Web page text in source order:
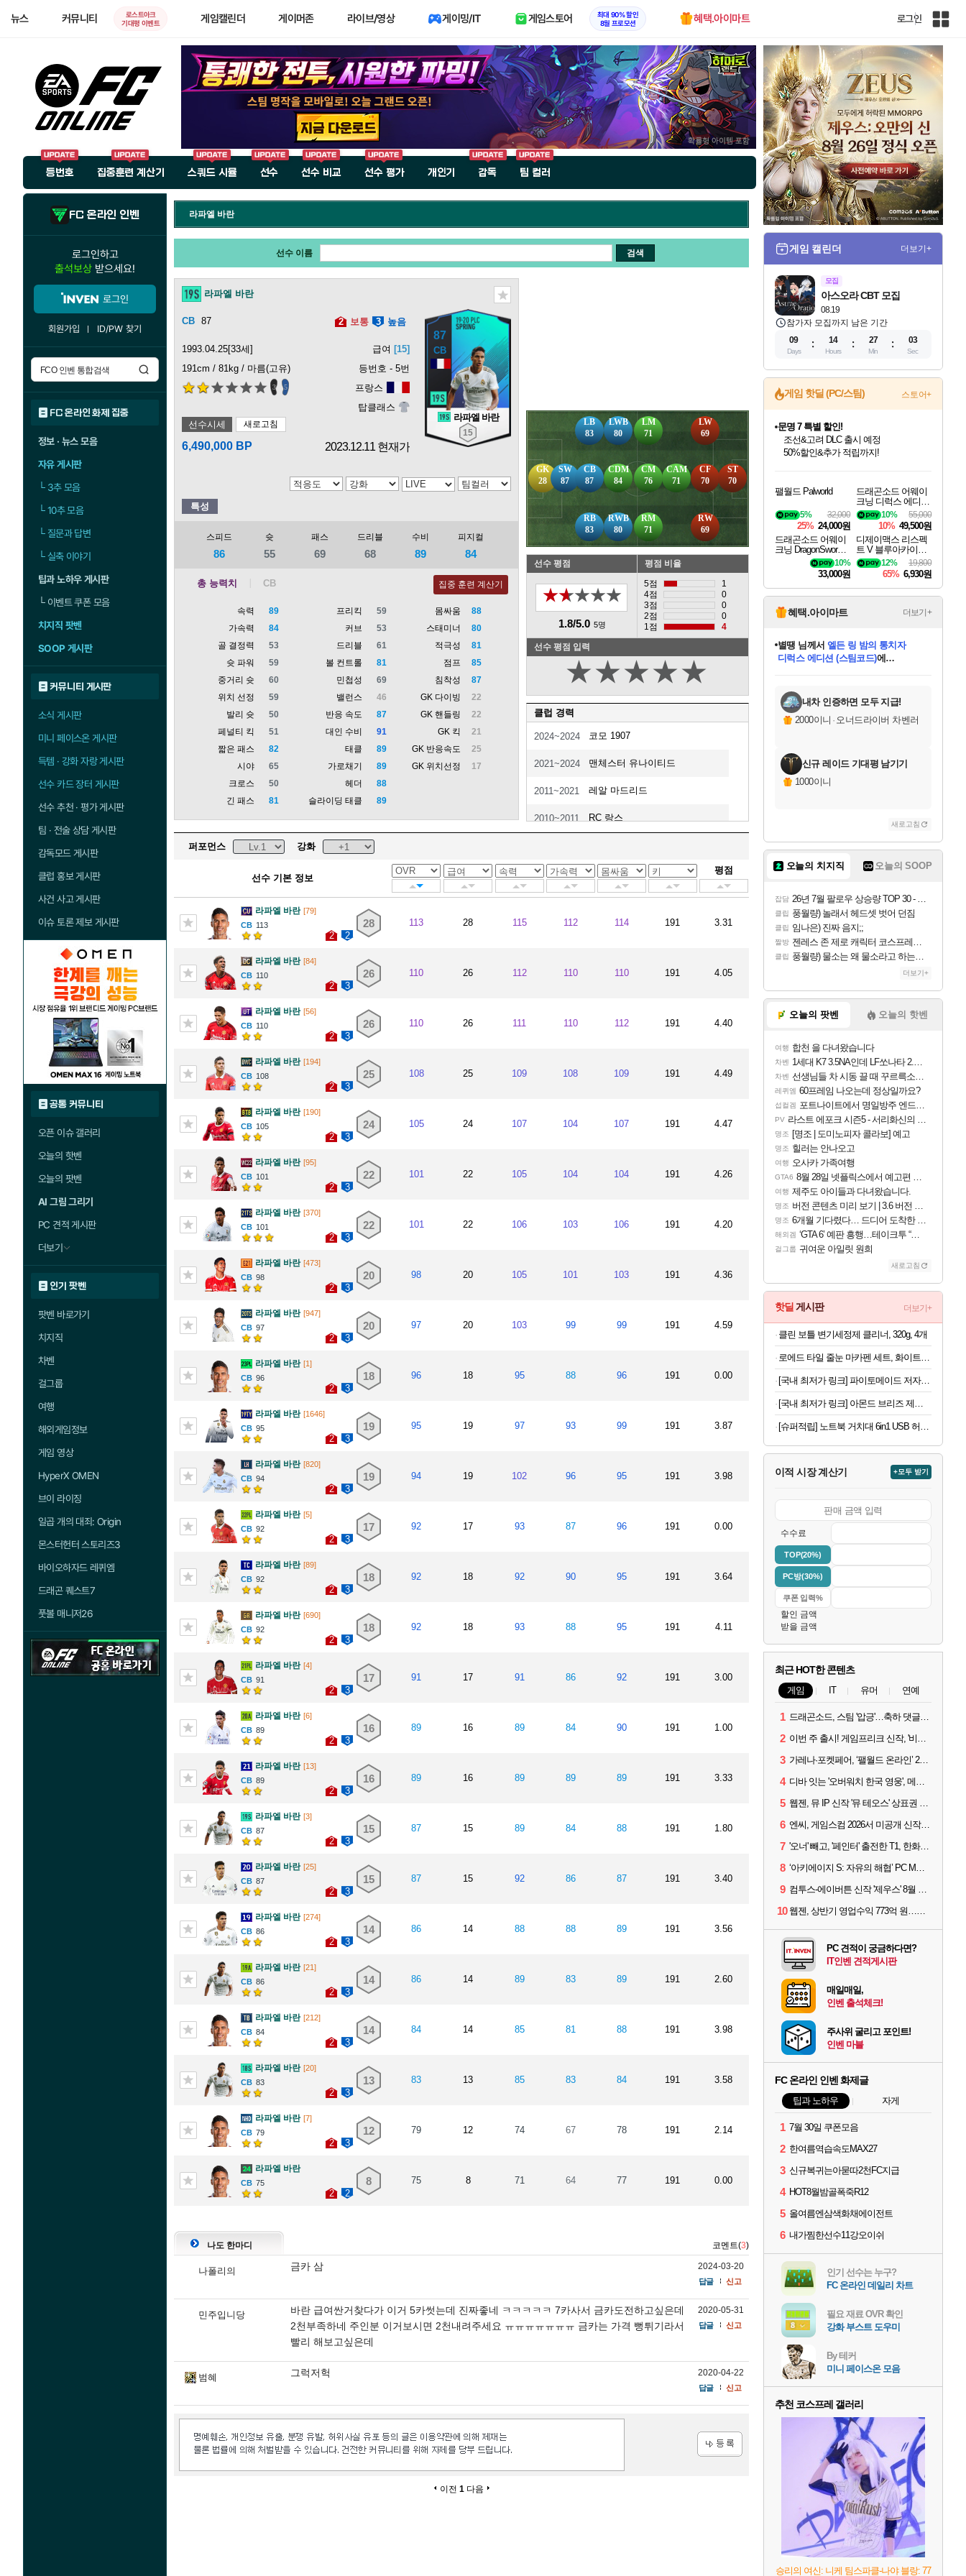
뉴스 커뮤니티
로스트아크
기대평 이벤트
게임캘린더 게이머존 라이브/영상 게이밍/IT 게임스토어
최대 90% 할인
8월 프로모션
혜택.아이마트 로그인
인
체
사
등번호 집중훈련 계산기 스쿼드 시뮬 선수 선수 비교 선수 평가 개인기 감독 팀 컬러
FC 온라인 인벤
로그인하고
출석보상 받으세요!
로그인
회원가입 ID/PW 찾기
FC 온라인 화제 집중
정보 · 뉴스 모음
자유 게시판
└3추 모음
└10추 모음
└질문과 답변
└실축 이야기
팁과 노하우 게시판
└이벤트 쿠폰 모음
치지직 팟벤
SOOP 게시판
커뮤니티 게시판
소식 게시판
미니 페이스온 게시판
득템 · 강화 자랑 게시판
선수 카드 장터 게시판
선수 추천 · 평가 게시판
팀 · 전술 상담 게시판
감독모드 게시판
클럽 홍보 게시판
사건 사고 게시판
이슈 토론 제보 게시판
공통 커뮤니티
오픈 이슈 갤러리
오늘의 핫벤
오늘의 팟벤
AI 그림 그리기
PC 견적 게시판
더보기
인기 팟벤
팟벤 바로가기
치지직
차벤
걸그룹
여행
해외게임정보
게임 영상
HyperX OMEN
브이 라이징
일곱 개의 대죄: Origin
몬스터헌터 스토리즈3
바이오하자드 레퀴엠
드래곤 퀘스트7
풋볼 매니저26
라파엘 바란
선수 이름 검색
라파엘 바란
87 2 보통 3 높음
1993.04.25[33세] 급여 [15]
191cm / 81kg / 마름(고유)
등번호 - 5번
3 5
프랑스
탑클래스
선수시세
새로고침
6,490,000 BP 2023.12.11 현재가
87
라파엘 바란
15
특성
스피드
86
슛
55
패스
69
드리블
68
수비
89
피지컬
84
총 능력치 집중 훈련 계산기
속력
89
가속력
84
골 결정력
53
슛 파워
59
중거리 슛
60
위치 선정
59
발리 슛
50
페널티 킥
51
짧은 패스
82
시야
65
크로스
50
긴 패스
81
프리킥
59
커브
53
드리블
61
볼 컨트롤
81
민첩성
69
밸런스
46
반응 속도
87
대인 수비
91
태클
89
가로채기
89
헤더
88
슬라이딩 태클
89
몸싸움
88
스태미너
80
적극성
81
점프
85
침착성
87
GK 다이빙
22
GK 핸들링
22
GK 킥
21
GK 반응속도
25
GK 위치선정
17
GK
28
SW
87
RWB
80
RB
83
CB
87
LB
83
LWB
80
CDM
84
RM
71
CM
76
LM
71
CAM
71
LW
69
CF
70
RW
69
ST
70
선수 평점
★★★★★
1.8/5.0 5명
평점 비율
5점
1
4점
0
3점
0
2점
0
1점
4
선수 평점 입력
★★★★★
클럽 경력
2024~2024 코모 1907
2021~2024 맨체스터 유나이티드
2011~2021 레알 마드리드
2010~2011 RC 랑스
퍼포먼스 강화
선수 기본 정보
평점
라파엘 바란 [79]
113
2 2
28 113 28 115 112 114 191 3.31
라파엘 바란 [84]
110
2 3
26 110 26 112 110 110 191 4.05
라파엘 바란 [56]
110
2 3
26 110 26 111 110 112 191 4.40
라파엘 바란 [194]
108
2 3
25 108 25 109 108 109 191 4.49
라파엘 바란 [190]
105
2 3
24 105 24 107 104 107 191 4.47
라파엘 바란 [95]
101
2 3
22 101 22 105 104 104 191 4.26
라파엘 바란 [370]
101
2 3
22 101 22 106 103 106 191 4.20
라파엘 바란 [473]
98
2 3
20 98 20 105 101 103 191 4.36
라파엘 바란 [947]
97
2 3
20 97 20 103 99 99 191 4.59
라파엘 바란 [1]
96
2 3
18 96 18 95 88 96 191 0.00
라파엘 바란 [1646]
95
2 3
19 95 19 97 93 99 191 3.87
라파엘 바란 [820]
94
2 3
19 94 19 102 96 95 191 3.98
라파엘 바란 [5]
92
2 3
17 92 17 93 87 96 191 0.00
라파엘 바란 [89]
92
2 3
18 92 18 92 90 95 191 3.64
라파엘 바란 [690]
92
2 3
18 92 18 93 88 95 191 4.11
라파엘 바란 [4]
91
2 3
17 91 17 91 86 92 191 3.00
라파엘 바란 [6]
89
2 3
16 89 16 89 84 90 191 1.00
라파엘 바란 [13]
89
2 3
16 89 16 89 89 89 191 3.33
라파엘 바란 [3]
87
2 3
15 87 15 89 84 88 191 1.80
라파엘 바란 [25]
87
2 3
15 87 15 92 86 87 191 3.40
라파엘 바란 [274]
86
2 3
14 86 14 88 88 89 191 3.56
라파엘 바란 [21]
86
2 3
14 86 14 89 83 89 191 2.60
라파엘 바란 [212]
84
2 3
14 84 14 85 81 88 191 3.98
라파엘 바란 [20]
83
2 3
13 83 13 85 83 84 191 3.58
라파엘 바란 [7]
79
2 3
12 79 12 74 67 78 191 2.14
라파엘 바란
75
2 2
8 75 8 71 64 77 191 0.00
나도 한마디 코멘트(3)
나폴리의 금카 삼 2024-03-20
답글 신고
민주입니당
바란 급여싼거찾다가 이거 5카썻는데 진짜좋네 ㅋㅋㅋㅋㅋ 7카사서 금카도전하고싶은데
2천부족하네 주인분 이거보시면 2천내려주세요 ㅠㅠㅠㅠㅠㅠㅠ 금카는 가격 뻥튀기라서
빨리 해보고싶은데
2020-05-31
답글 신고
범혜 그럭저헉 2020-04-22
답글 신고
이전 1 다음
게임 캘린더 더보기+
모집
08.19
아스오라 CBT 모집
참가자 모집까지 남은 기간
09
Days
14
Hours
27
Min
02
Sec
게임 핫딜 (PC/스팀) 스토어+
최대 90% 할인가를 만나보세요!
네이버혜택과 함께 만나보세요!
문명 7 특별 할인!
조선&고려 DLC 출시 예정
50%할인&추가 적립까지!
네이버 포인트 혜택까지!
이니&베니 혜택까지!
네이버 혜택가와 함께 예약하세요!
할인&네이버혜택으로 만나보세요!
네이버페이 혜택과 만나보세요!
40주년 프로모션으로 만나보세요!
할인가에 만나보세요!
일부 에디션 상시 할인!
혜택으로 예약 판매 중
편안하게 충전하세요
팰월드 Palworld
32,000
5%
25% 24,000원
드래곤소드 어웨이
크닝 디럭스 에디션
DragonSword Awake
ning Deluxe Edition
55,000
10%
10% 49,500원
드래곤소드 어웨이
크닝 DragonSword A
10%
33,000원
디제이맥스 리스펙
트 V 블루아카이브
팩 DJMAX RESPE
CT V Blue Archive P
ack DLC
19,800
12%
65% 6,930원
혜택.아이마트 더보기+
교환.
별땡 님께서 엘든 링 밤의 통치자
디럭스 에디션 (스팀코드)에
당첨되셨습니다.
당첨되셨습니다.
당첨되셨습니다.
당첨되셨습니다.
당첨되셨습니다.
당첨되셨습니다.
에디션 (스팀코드)를 교환.
당첨되셨습니다.
내차 인증하면 모두 지급!
2000이니 · 오너드라이버 차벤러
신규 레이드 기대평 남기기
1000이니
새로고침
오늘의 치지직 오늘의 SOOP
잡담 26년 7월 팔로우 상승량 TOP 30 - 월간 치지직
클립 풍월량) 놀래서 헤드셋 벗어 던짐
클립 임나은) 진짜 음지;;
짤방 젠레스 존 제로 캐릭터 코스프레한 꽁주
클립 풍월량) 물소는 왜 물소라고 하는거야? 아! 그만 ㅋㅋ 알았어 ㅋㅋ
더보기+
오늘의 팟벤 오늘의 핫벤
여행 합천 을 다녀왔습니다
차벤 1세대 K7 3.5NA인데 LF쏘나타 2.0NA 기변하면 유류비 절약이 얼마나 될까요..?
차벤 선생님들 차 시동 끌 때 꾸르륵소리나는데
레퀴엠 60프레임 나오는데 정상일까요?
섭컬겜 포트나이트에서 명일방주 엔드필드 [펠리카] 판매 예정
PV 라스트 에포크 시즌5 - 서리화신의 분노 티저
명조 [명조 | 도미노피자 콜라보] 예고
명조 힐러는 안나오고
여행 오사카 가족여행
GTA6 8월 28일 넷플릭스에서 예고편 공개 예정
여행 제주도 아이들과 다녀왔습니다.
명조 버전 콘텐츠 미리 보기 | 3.6 버전 「신기루 속 등불 그림자, 속세에 깃든 검의 결심」이 8월 20일에 업데이트됩니다!
명조 6개월 기다렸다… 드디어 도착한 치사 메신저백! 실물 후기
해외겜 ‘GTA 6’ 예판 흥행…테이크투 “내부 예상 크게 넘어”
걸그룹 귀여운 아일릿 원희
새로고침
핫딜 게시판 더보기+
클린 보틀 변기세정제 클리너, 320g, 4개
[국내 최저가 링크] 파이토메이드 저자극 초극세 프리미엄 칫솔, 10개입, 3세트
[슈퍼적립] 노트북 거치대 6in1 USB 허브형 높이 조절 받침대 스탠드 LD204H
이적 시장 계산기 +모두 받기
수수료
TOP(20%)
PC방(30%)
할인 금액
받을 금액
최근 HOT한 콘텐츠
게임 IT 유머 연예
1 드래곤소드, 스팀 '압긍'…축하 댓글 달고 게임 코드 받자!
2 이번 주 출시! 게임프리크 신작, '비스트 오브 리인카네이션'
3 가레나·포켓페어, ‘팰월드 온라인’ 2026년 출시 예고
4 디바 잇는 '오버워치 한국 영웅', 메카 파일럿 디몬 나온다
5 웹젠, 뮤 IP 신작 '뮤 테오스' 상표권 출원
6 엔씨, 게임스컴 2026서 미공개 신작 최초 공개
7 '오너' 빼고, '페인터' 출전한 T1, 한화생명에 패배
8 ‘아키에이지 S: 자유의 해협’ PC MMORPG로 개발한다
9 컴투스-에이버튼 신작 '제우스' 8월 26일 출시…"모두를 위한 경쟁"
10 웹젠, 상반기 영업수익 773억 원…순이익 89% 증가
PC 견적이 궁금하다면?
IT인벤 견적게시판
매일매일,
인벤 출석체크!
주사위 굴리고 포인트!
인벤 마블
FC 온라인 인벤 화제글
팁과 노하우 자게
1 7월 30일 쿠폰모음
2 한여름역습속도MAX27
3 신규복귀는아묻따2천FC지급
4 HOT8월밤골폭죽R12
5 올여름엔삼색화채에이전트
6 내가찜한선수11강오이쉬
인기 선수는 누구?
FC 온라인 데일리 차트
필요 재료 OVR 확인
강화 부스트 도우미
By 테커
미니 페이스온 모음
추천 코스프레 갤러리
승리의 여신: 니케 팀스파클-나야 블랑: 77